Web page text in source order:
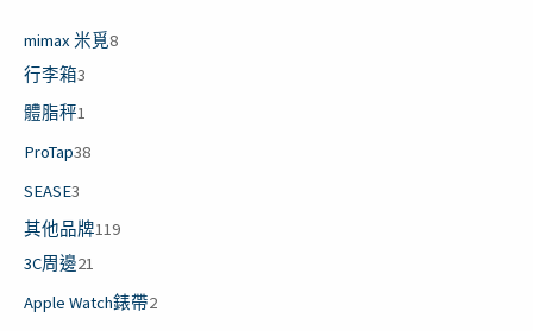
mimax 米覓8品
行李箱3
品
體脂秤1
品
ProTap38
產
SEASE3
品
其他品牌119
3C周邊21
產
Apple Watch錶帶2
品
品
品
產
品
產
品
品
品
品
品 產
品
產
品
品
品品品
品
品
品
產
品品品
品
品品
品
產
品
品
產
品
品
品品
品
品品
品
品品
品